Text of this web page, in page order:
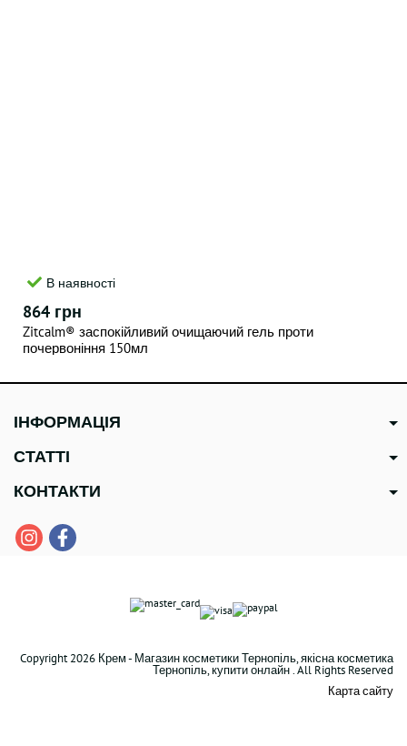
В наявності
864 грн
Zitcalm® заспокійливий очищаючий гель проти
почервоніння 150мл
ІНФОРМАЦІЯ
СТАТТІ
КОНТАКТИ
Copyright 2026 Крем - Магазин косметики Тернопіль, якісна косметика
Тернопіль, купити онлайн . All Rights Reserved
Карта сайту